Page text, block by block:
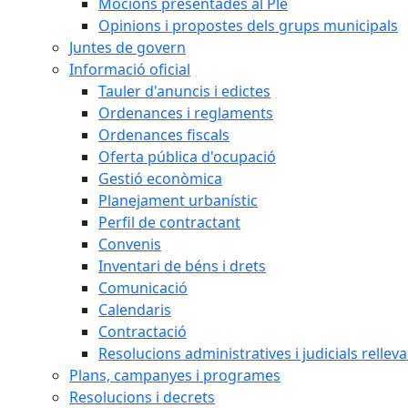
Opinions i propostes dels grups municipals
Juntes de govern
Informació oficial
Tauler d'anuncis i edictes
Ordenances i reglaments
Ordenances fiscals
Oferta pública d'ocupació
Gestió econòmica
Planejament urbanístic
Perfil de contractant
Convenis
Inventari de béns i drets
Comunicació
Calendaris
Contractació
Resolucions administratives i judicials
Plans, campanyes i programes
Resolucions i decrets